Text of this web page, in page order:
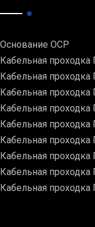
Основание ОСР
Кабельная
Кабельная
Кабельная
Кабельная
Кабельная
Кабельная
Кабельная
Кабельная
Кабельная